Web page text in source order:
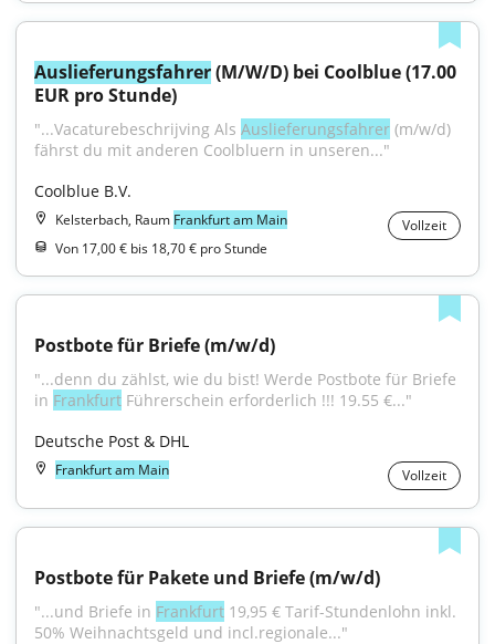
Auslieferungsfahrer (M/W/D) bei Coolblue (17.00
EUR pro Stunde)
"...Vacaturebeschrijving Als Auslieferungsfahrer (m/w/d)
fährst du mit anderen Coolbluern in unseren..."
Coolblue B.V.
Kelsterbach, Raum Frankfurt am Main
Vollzeit
Von 17,00 € bis 18,70 € pro Stunde
Postbote für Briefe (m/w/d)
"...denn du zählst, wie du bist! Werde Postbote für Briefe
in Frankfurt Führerschein erforderlich !!! 19.55 €..."
Deutsche Post & DHL
Frankfurt am Main Vollzeit
Postbote für Pakete und Briefe (m/w/d)
"...und Briefe in Frankfurt 19,95 € Tarif-Stundenlohn inkl.
50% Weihnachtsgeld und incl.regionale..."